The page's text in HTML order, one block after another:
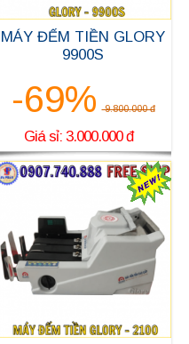
MÁY ĐẾM TIỀN GLORY
9900S
-69% 9.800.000 đ
Giá sỉ: 3.000.000 đ